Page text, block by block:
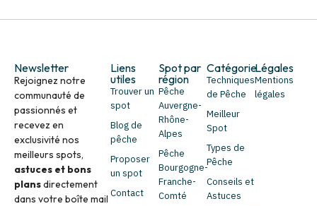
Newsletter
Rejoignez notre
communauté de
passionnés et
recevez en
exclusivité nos
meilleurs spots,
astuces et bons
plansdirectement
dans votre boîte mail
Liens
utiles
Trouver un
spot
Blog de
pêche
Proposer
un spot
Contact
Spot par
région
Pêche
Auvergne-
Rhône-
Alpes
Pêche
Bourgogne-
Franche-
Comté
Catégorie
Techniques
de Pêche
Meilleur
Spot
Types de
Pêche
Conseils et
Astuces
Légales
Mentions
légales